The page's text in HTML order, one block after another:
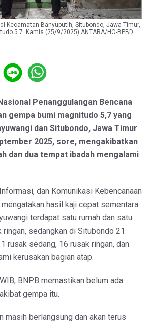
Kecamatan Banyuputih, Situbondo, Jawa Timur,
5.7. Kamis (25/9/2025) ANTARA/HO-BPBD
Penanggulangan Bencana
gempa bumi magnitudo 5,7 yang
dan Situbondo, Jawa Timur
2025, sore, mengakibatkan
dan dua tempat ibadah mengalami
dan Komunikasi Kebencanaan
hasil kaji cepat sementara
terdapat satu rumah dan satu
sedangkan di Situbondo 21
rusak sedang, 16 rusak ringan, dan
kerusakan bagian atap.
BNPB memastikan belum ada
gempa itu.
masih berlangsung dan akan terus